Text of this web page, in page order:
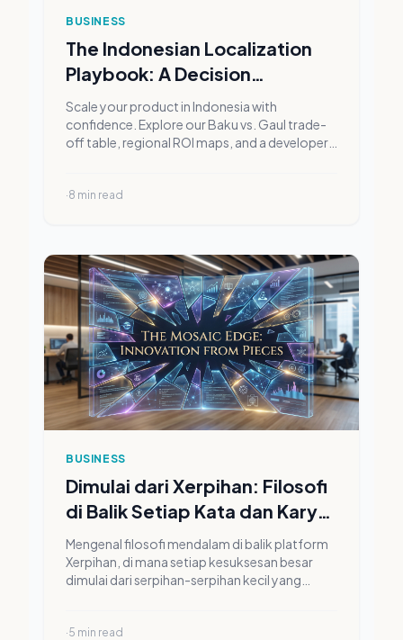
BUSINESS
The Indonesian Localization
Playbook: A Decision
Framework for High-Growth
Product Teams
Scale your product in Indonesia with
confidence. Explore our Baku vs. Gaul trade-
off table, regional ROI maps, and a developer-
·8 min read
BUSINESS
Dimulai dari Xerpihan: Filosofi
di Balik Setiap Kata dan Karya
Digital Kami
Mengenal filosofi mendalam di balik platform
Xerpihan, di mana setiap kesuksesan besar
dimulai dari serpihan-serpihan kecil yang
·5 min read